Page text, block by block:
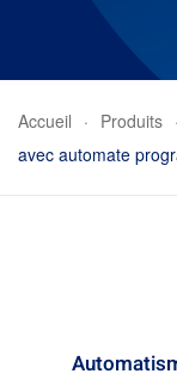
Accueil Produits
avec automate